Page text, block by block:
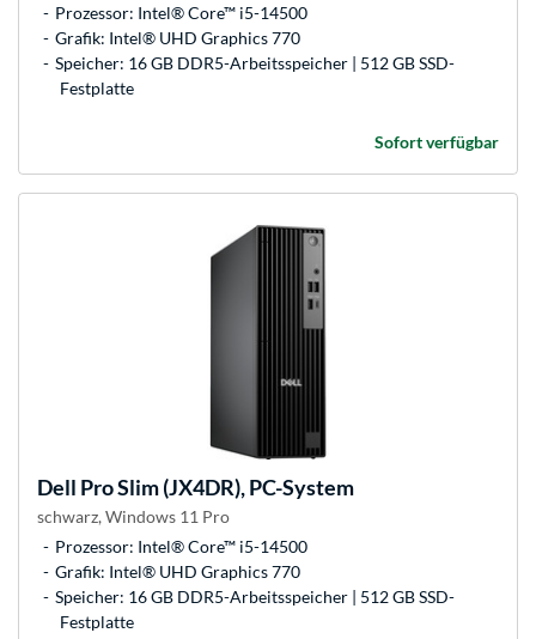
Prozessor: Intel® Core™ i5-14500
Grafik: Intel® UHD Graphics 770
Speicher: 16 GB DDR5-Arbeitsspeicher | 512 GB SSD-
Festplatte
Sofort verfügbar
Dell Pro Slim (JX4DR), PC-System
schwarz, Windows 11 Pro
Prozessor: Intel® Core™ i5-14500
Grafik: Intel® UHD Graphics 770
Speicher: 16 GB DDR5-Arbeitsspeicher | 512 GB SSD-
Festplatte